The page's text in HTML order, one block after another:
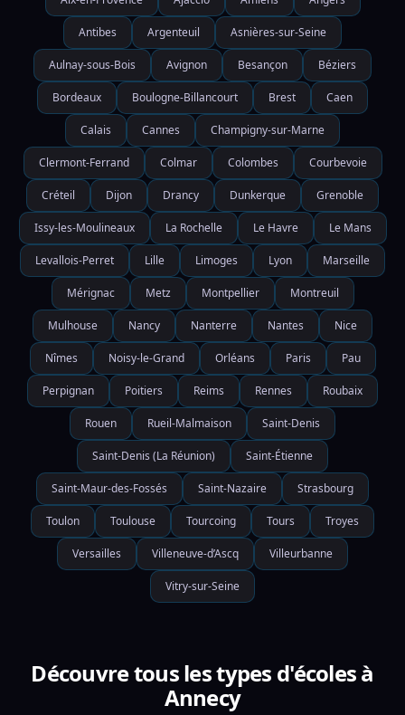
Antibes Argenteuil Asnières-sur-Seine
Aulnay-sous-Bois Avignon Besançon Béziers
Bordeaux Boulogne-Billancourt Brest Caen
Calais Cannes Champigny-sur-Marne
Clermont-Ferrand Colmar Colombes Courbevoie
Créteil Dijon Drancy Dunkerque Grenoble
Issy-les-Moulineaux La Rochelle Le Havre Le Mans
Levallois-Perret Lille Limoges Lyon Marseille
Mérignac Metz Montpellier Montreuil
Mulhouse Nancy Nanterre Nantes Nice
Nîmes Noisy-le-Grand Orléans Paris Pau
Perpignan Poitiers Reims Rennes Roubaix
Rouen Rueil-Malmaison Saint-Denis
Saint-Denis (La Réunion) Saint-Étienne
Saint-Maur-des-Fossés Saint-Nazaire Strasbourg
Toulon Toulouse Tourcoing Tours Troyes
Versailles Villeneuve-d’Ascq Villeurbanne
Vitry-sur-Seine
Découvre tous les types d'écoles à
Annecy